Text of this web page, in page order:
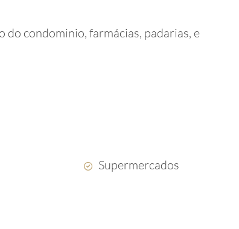
condominio, farmácias, padarias, e
Supermercados